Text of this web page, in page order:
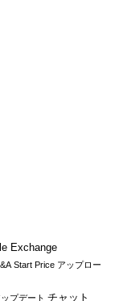
Exchange
Start Price アップロー
プデート チャット